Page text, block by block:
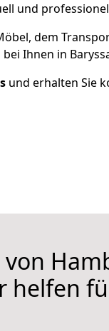
und
dem
bei Ihnen in
und erhalten Sie
helfen